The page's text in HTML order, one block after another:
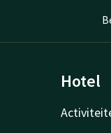
Hotel